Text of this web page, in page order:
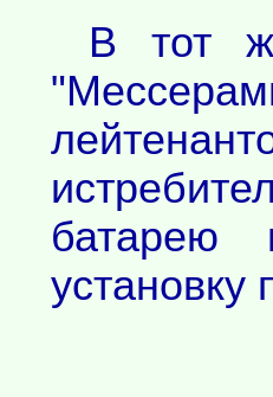
В тот
батарею
установку